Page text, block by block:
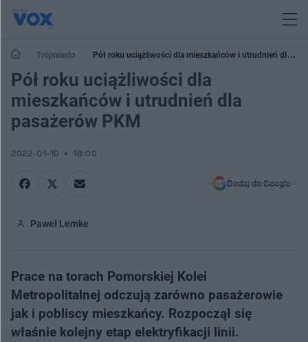
Trójmiasto
Pół roku uciążliwości dla mieszkańców i utrudnień dla
pasażerów PKM
Pół roku uciążliwości dla
mieszkańców i utrudnień dla
pasażerów PKM
2022-01-10 18:00
Dodaj do Google
Paweł Lemke
Prace na torach Pomorskiej Kolei
Metropolitalnej odczują zarówno pasażerowie
jak i pobliscy mieszkańcy. Rozpoczął się
właśnie kolejny etap elektryfikacji linii.